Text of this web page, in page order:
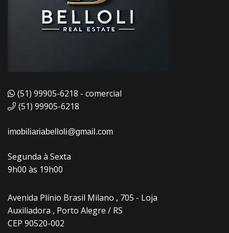
(51) 99905-6218 - comercial
(51) 99905-6218
imobiliariabelloli@gmail.com
Segunda à Sexta
9h00 às 19h00
Avenida Plínio Brasil Milano , 705 - Loja
Auxiliadora , Porto Alegre / RS
CEP 90520-002